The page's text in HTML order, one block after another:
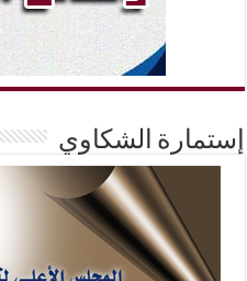
إستمارة الشكاوي